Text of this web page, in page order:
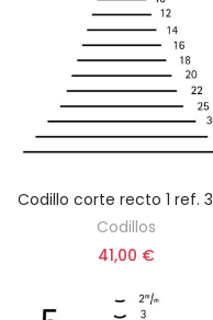
ELEGIR OPCIÓN
Codillo corte recto 1 ref.
Codillos
41,00 €